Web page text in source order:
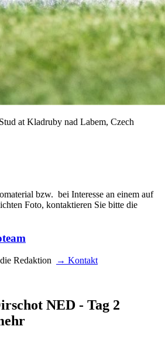
bzw. bei Interesse an einem auf
Foto, kontaktieren Sie bitte die
Redaktion → Kontakt
NED - Tag 2